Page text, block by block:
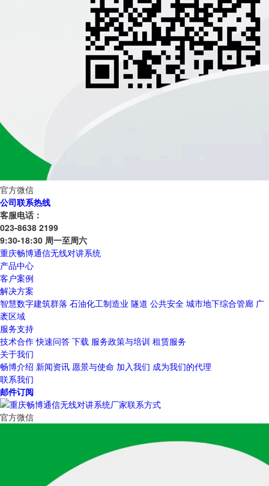
官方微信
公司联系热线
客服电话：
023-8638 2199
9:30-18:30 周一至周六
重庆畅博通信无线对讲系统
产品中心
客户案例
解决方案
智慧数字建筑群落 石油化工制造业 隧道 公共安全 城市地下综合管廊 广
袤区域
服务支持
技术合作 快速问答 下载 服务政策与培训 租赁服务
关于我们
畅博介绍 新闻资讯 愿景与使命 加入我们 成为我们的代理
联系我们
邮件订阅
官方微信